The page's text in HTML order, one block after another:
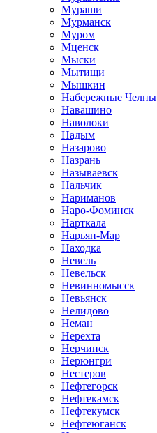
Мураши
Мурманск
Муром
Мценск
Мыски
Мытищи
Мышкин
Набережные Челны
Навашино
Наволоки
Надым
Назарово
Назрань
Называевск
Нальчик
Нариманов
Наро-Фоминск
Нарткала
Нарьян-Мар
Находка
Невель
Невельск
Невинномысск
Невьянск
Нелидово
Неман
Нерехта
Нерчинск
Нерюнгри
Нестеров
Нефтегорск
Нефтекамск
Нефтекумск
Нефтеюганск